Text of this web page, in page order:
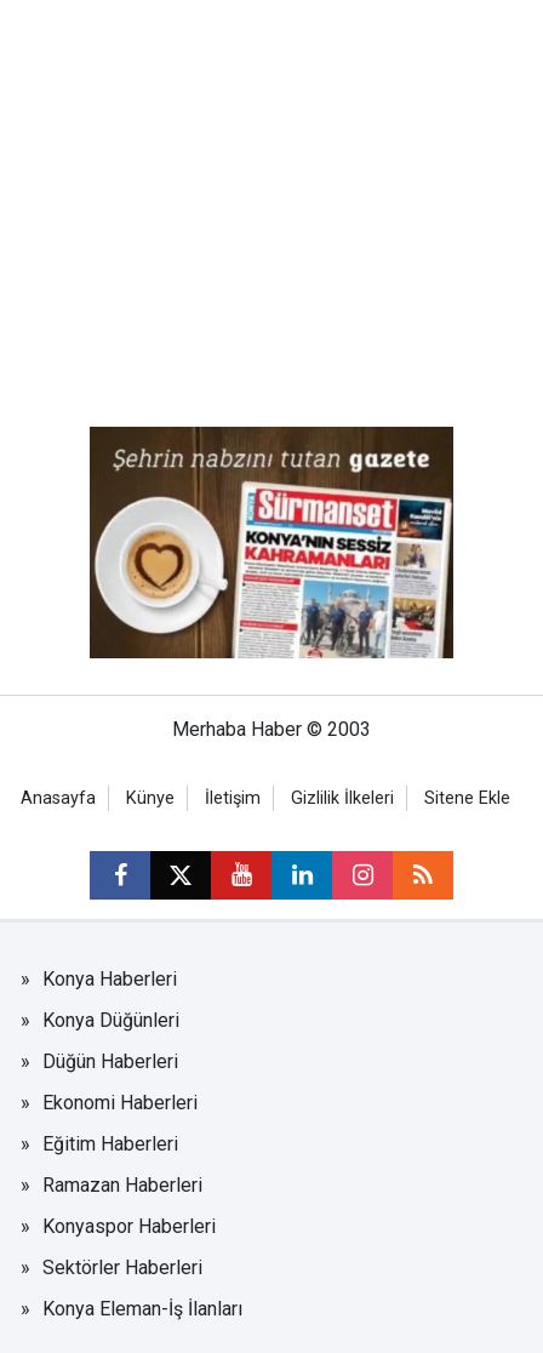
Merhaba Haber © 2003
Anasayfa Künye İletişim Gizlilik İlkeleri Sitene Ekle
Konya Haberleri
Konya Düğünleri
Düğün Haberleri
Ekonomi Haberleri
Eğitim Haberleri
Ramazan Haberleri
Konyaspor Haberleri
Sektörler Haberleri
Konya Eleman-İş İlanları